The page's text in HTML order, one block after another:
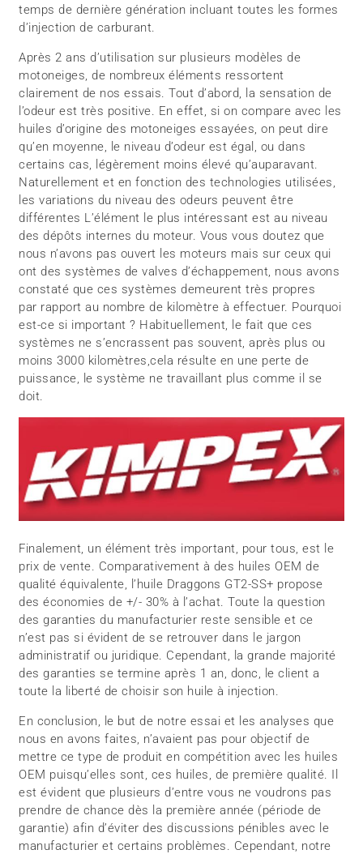
temps de dernière génération incluant toutes les formes
d’injection de carburant.
Après 2 ans d’utilisation sur plusieurs modèles de
motoneiges, de nombreux éléments ressortent
clairement de nos essais. Tout d’abord, la sensation de
l’odeur est très positive. En effet, si on compare avec les
huiles d’origine des motoneiges essayées, on peut dire
qu’en moyenne, le niveau d’odeur est égal, ou dans
certains cas, légèrement moins élevé qu’auparavant.
Naturellement et en fonction des technologies utilisées,
les variations du niveau des odeurs peuvent être
différentes L’élément le plus intéressant est au niveau
des dépôts internes du moteur. Vous vous doutez que
nous n’avons pas ouvert les moteurs mais sur ceux qui
ont des systèmes de valves d’échappement, nous avons
constaté que ces systèmes demeurent très propres
par rapport au nombre de kilomètre à effectuer. Pourquoi
est-ce si important ? Habituellement, le fait que ces
systèmes ne s’encrassent pas souvent, après plus ou
moins 3000 kilomètres,cela résulte en une perte de
puissance, le système ne travaillant plus comme il se
doit.
Finalement, un élément très important, pour tous, est le
prix de vente. Comparativement à des huiles OEM de
qualité équivalente, l’huile Draggons GT2-SS+ propose
des économies de +/- 30% à l’achat. Toute la question
des garanties du manufacturier reste sensible et ce
n’est pas si évident de se retrouver dans le jargon
administratif ou juridique. Cependant, la grande majorité
des garanties se termine après 1 an, donc, le client a
toute la liberté de choisir son huile à injection.
En conclusion, le but de notre essai et les analyses que
nous en avons faites, n’avaient pas pour objectif de
mettre ce type de produit en compétition avec les huiles
OEM puisqu’elles sont, ces huiles, de première qualité. Il
est évident que plusieurs d’entre vous ne voudrons pas
prendre de chance dès la première année (période de
garantie) afin d’éviter des discussions pénibles avec le
manufacturier et certains problèmes. Cependant, notre